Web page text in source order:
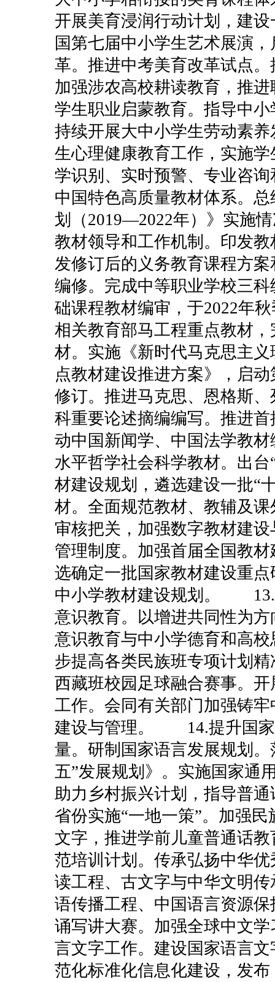
开展美育浸润行动计划，建
国第七届中小学生艺术展演
革。推进中考美育改革试点
加强涉农高校耕读教育，推
学生职业启蒙教育。指导中
持续开展大中小学生劳动素
生心理健康教育工作，实施
学识别、实时预警、专业咨
中国特色高质量教材体系。
划（2019—2022年）》实施
教材领导和工作机制。印发
发修订后的义务教育课程方
编修。完成中等职业学校三
础课程教材编审，于2022年
相关教育部马工程重点教材
材。实施《新时代马克思主
点教材建设推进方案》，启
修订。推进马克思、恩格斯
科重要论述摘编编写。推进
动中国新闻学、中国法学教
水平哲学社会科学教材。出
材建设规划，遴选建设一批“
材。全面规范教材、教辅及
审核把关，加强数字教材建
管理制度。加强首届全国教
选确定一批国家教材建设重
中小学教材建设规划。
意识教育。以增进共同性为
意识教育与中小学德育和高
步提高各类民族班专项计划
西藏班校园足球融合赛事。
工作。会同有关部门加强铸
建设与管理。
14.提升国
量。研制国家语言发展规划
五”发展规划》。实施国家通
助力乡村振兴计划，指导普
省份实施“一地一策”。加强
文字，推进学前儿童普通话
范培训计划。传承弘扬中华
读工程、古文字与中华文明
语传播工程、中国语言资源
诵写讲大赛。加强全球中文
言文字工作。建设国家语言
范化标准化信息化建设，发